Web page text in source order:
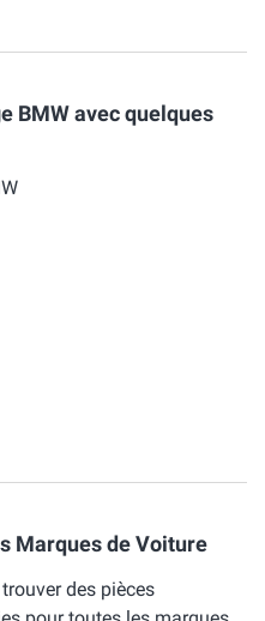
BMW avec quelques
Marques de Voiture
des pièces